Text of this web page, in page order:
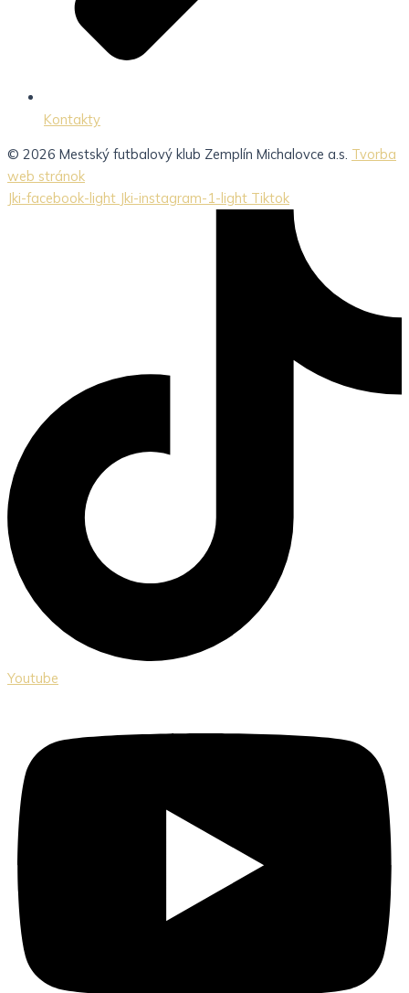
Kontakty
© 2026 Mestský futbalový klub Zemplín Michalovce a.s. Tvorba
web stránok
Jki-facebook-light Jki-instagram-1-light Tiktok
Youtube